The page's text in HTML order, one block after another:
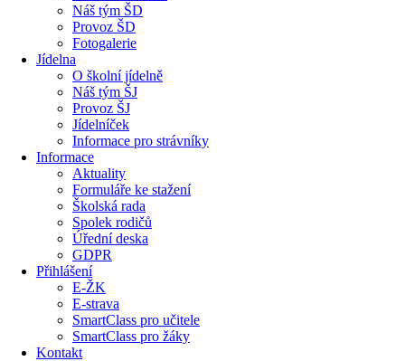
Náš tým ŠD
Provoz ŠD
Fotogalerie
Jídelna
O školní jídelně
Náš tým ŠJ
Provoz ŠJ
Jídelníček
Informace pro strávníky
Informace
Aktuality
Formuláře ke stažení
Školská rada
Spolek rodičů
Úřední deska
GDPR
Přihlášení
E-ŽK
E-strava
SmartClass pro učitele
SmartClass pro žáky
Kontakt